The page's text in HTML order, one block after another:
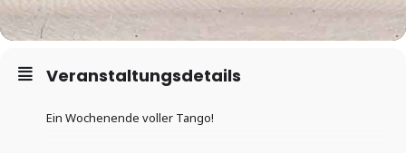
Veranstaltungsdetails
Ein Wochenende voller Tango!